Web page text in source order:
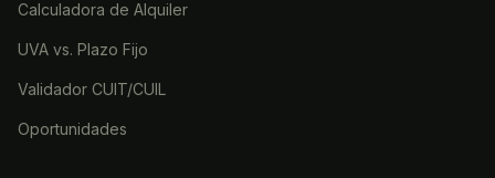
Calculadora de Alquiler
UVA vs. Plazo Fijo
Validador CUIT/CUIL
Oportunidades